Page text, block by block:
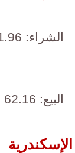
الشراء: 61.96 جنيه
البيع: 62.16 جنيه